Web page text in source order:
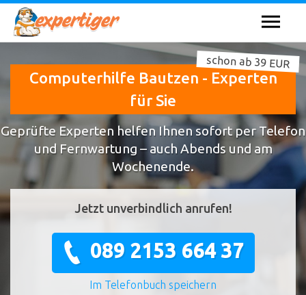
Computerhilfe Bautzen - Experten
für Sie
schon ab 39 EUR
Geprüfte Experten helfen Ihnen sofort per Telefon
und Fernwartung – auch Abends und am
Wochenende.
Jetzt unverbindlich anrufen!
089 2153 664 37
Im Telefonbuch speichern